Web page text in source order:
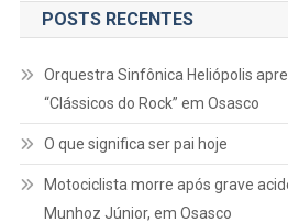
POSTS RECENTES
Orquestra Sinfônica Heliópolis
“Clássicos do Rock” em Osasco
O que significa ser pai hoje
Motociclista morre após grave
Munhoz Júnior, em Osasco